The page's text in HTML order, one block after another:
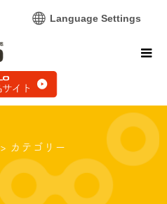
> カテゴリー
Language Settings